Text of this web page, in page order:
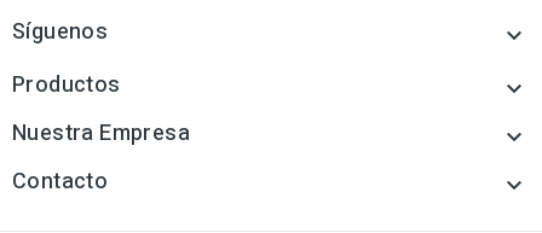
Síguenos 
Productos 
Nuestra Empresa 
Contacto 